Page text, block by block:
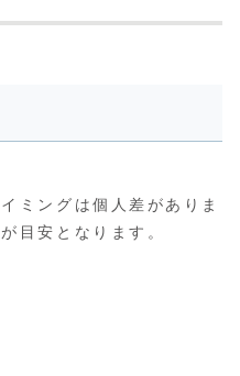
ミングは個人差がありま
目安となります。